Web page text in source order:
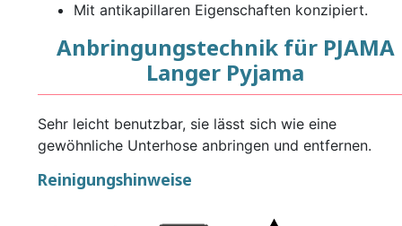
Mit antikapillaren Eigenschaften konzipiert.
Anbringungstechnik für PJAMA
Langer Pyjama
Sehr leicht benutzbar, sie lässt sich wie eine
gewöhnliche Unterhose anbringen und entfernen.
Reinigungshinweise